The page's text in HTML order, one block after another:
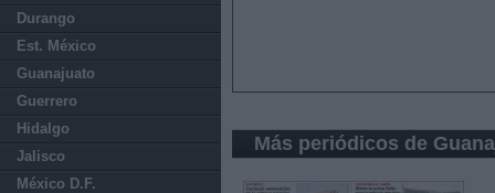
Durango
Est. México
Guanajuato
Guerrero
Hidalgo
Jalisco
México D.F.
Más periódicos de